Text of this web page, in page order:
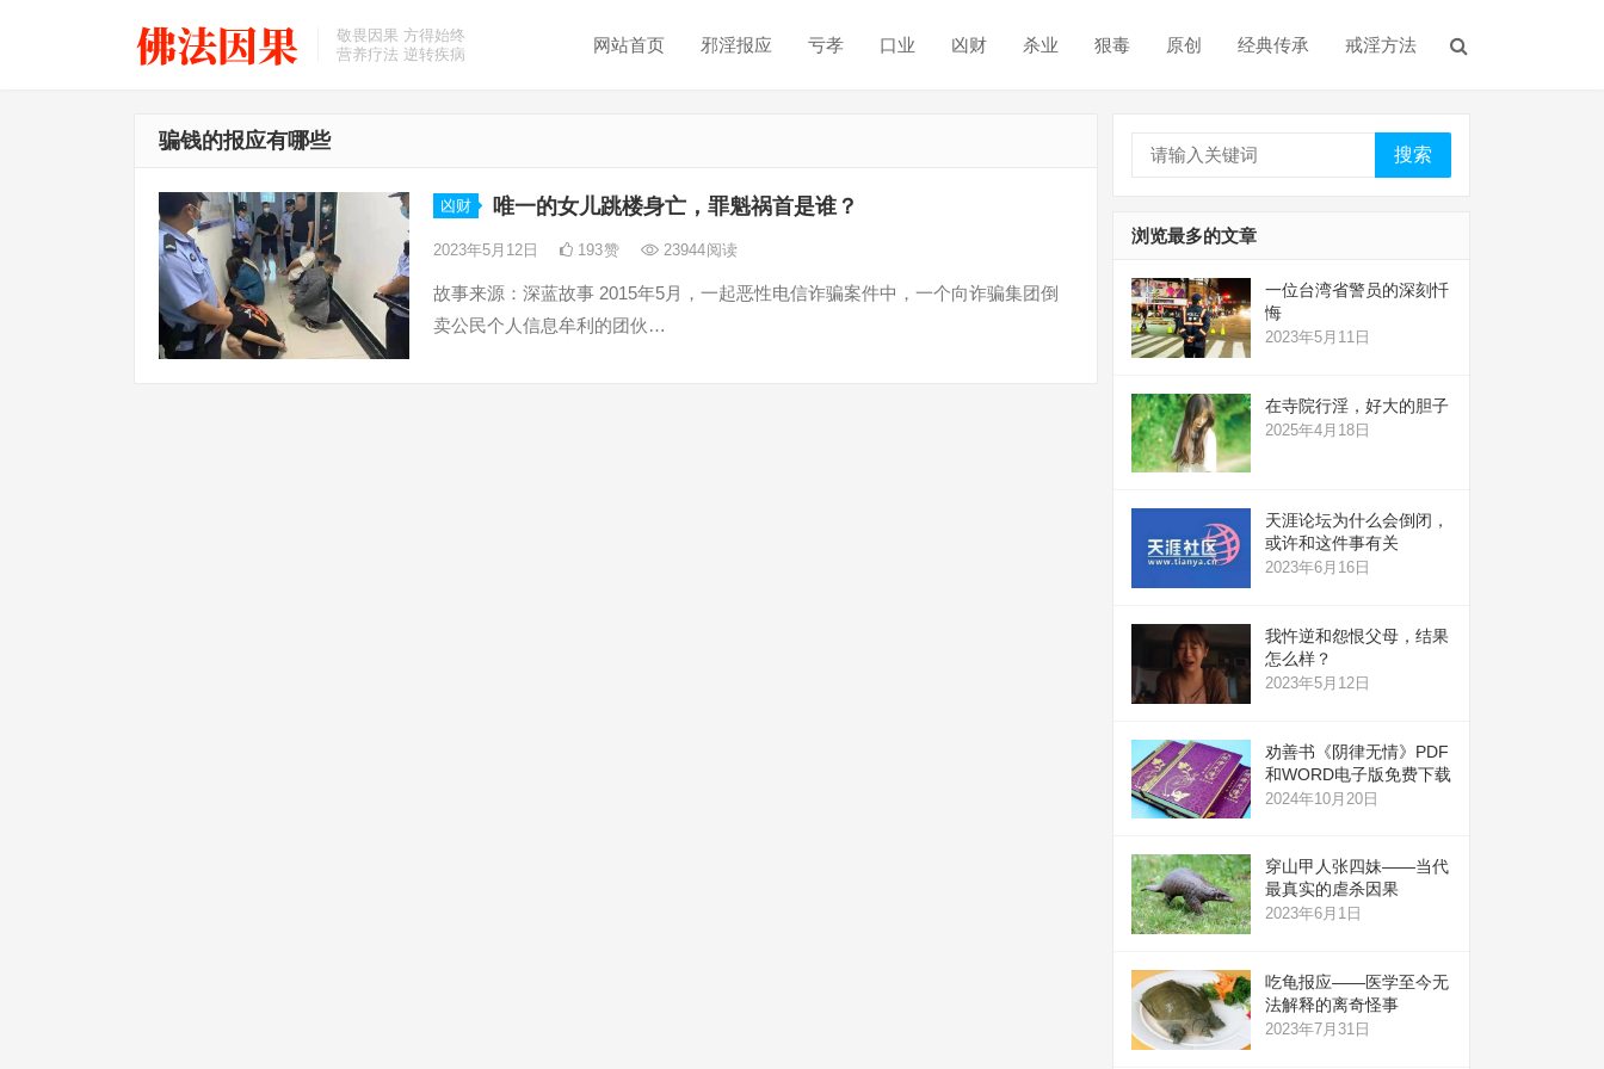
敬畏因果 方得始终
营养疗法 逆转疾病
网站首页 邪淫报应 亏孝 口业 凶财 杀业 狠毒 原创 经典传承 戒淫方法
骗钱的报应有哪些
凶财 唯一的女儿跳楼身亡，罪魁祸首是谁？
2023年5月12日 193赞 23944阅读
故事来源：深蓝故事 2015年5月，一起恶性电信诈骗案件中，一个向诈骗集团倒
卖公民个人信息牟利的团伙…
搜索
浏览最多的文章
一位台湾省警员的深刻忏
悔
2023年5月11日
在寺院行淫，好大的胆子
2025年4月18日
天涯论坛为什么会倒闭，
或许和这件事有关
2023年6月16日
我忤逆和怨恨父母，结果
怎么样？
2023年5月12日
劝善书《阴律无情》PDF
和WORD电子版免费下载
2024年10月20日
穿山甲人张四妹——当代
最真实的虐杀因果
2023年6月1日
吃龟报应——医学至今无
法解释的离奇怪事
2023年7月31日